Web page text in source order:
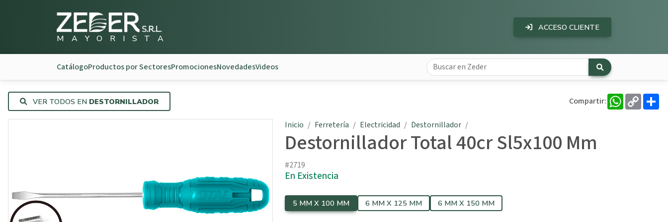
M A Y O R I S T A
ACCESO CLIENTE
CatálogoProductos por SectoresPromocionesNovedadesVideos
VER TODOS EN DESTORNILLADOR Compartir: WhatsApp
Copy
Link
Inicio Ferretería Electricidad Destornillador
Destornillador Total 40cr Sl5x100 Mm
#2719
En Existencia
5 MM X 100 MM 6 MM X 125 MM 6 MM X 150 MM